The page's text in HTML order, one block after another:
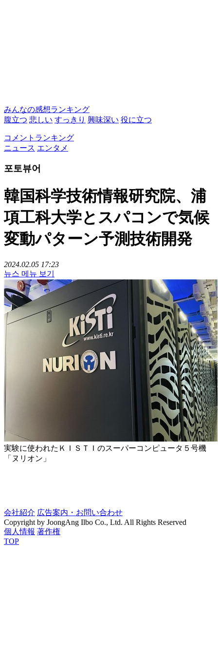
みんなの感想ランキング
腹立つ 悲しい すっきり 興味深い 役に立つ
コメントランキング
ニュース エンタメ
포토뷰어
韓国科学技術情報研究院、浦
項工科大学とスパコンで気候
変動パターン予測技術開発
2024.02.05 17:23
뉴스 메뉴 보기
実験に使われたＫＩＳＴＩのスーパーコンピュータ５号機
「ヌリオン」
会社紹介 広告案内・お問い合わせ
Copyright by JoongAng Ilbo Co., Ltd. All Rights Reserved
個人情報 著作権
TOP